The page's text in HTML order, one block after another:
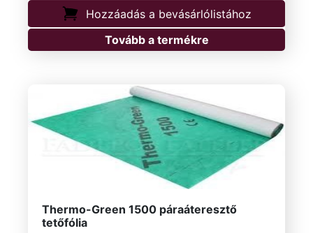
Hozzáadás a bevásárlólistához
Tovább a termékre
Thermo-Green 1500 páraáteresztő
tetőfólia